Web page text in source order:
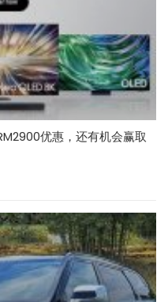
优惠，还有机会赢取